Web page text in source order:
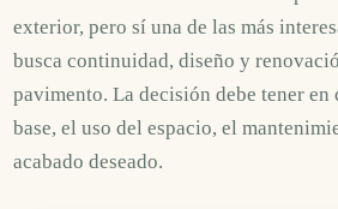
exterior, pero sí una de las más
busca continuidad, diseño y
pavimento. La decisión debe tener en
base, el uso del espacio, el
acabado deseado.